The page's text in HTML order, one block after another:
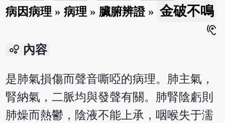
病因病理 »病理 » 臟腑辨證» 金破不鳴
hearing
bubble_chart 內容
是肺氣損傷而聲音嘶啞的病理。肺主氣，
腎納氣，二脈均與發聲有關。肺腎陰虧則
肺燥而熱鬱，陰液不能上承，咽喉失于濡